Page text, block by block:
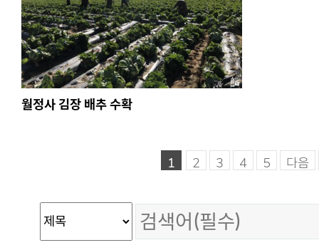
월정사 김장 배추 수확
1 2 3 4 5 다음